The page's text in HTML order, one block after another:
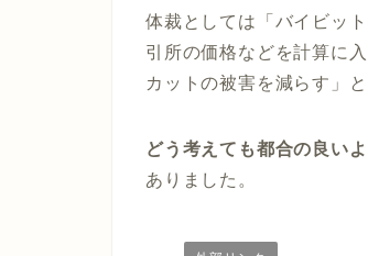
体裁としては「バイビッ
引所の価格などを計算に
カットの被害を減らす」
どう考えても都合の良い
ありました。